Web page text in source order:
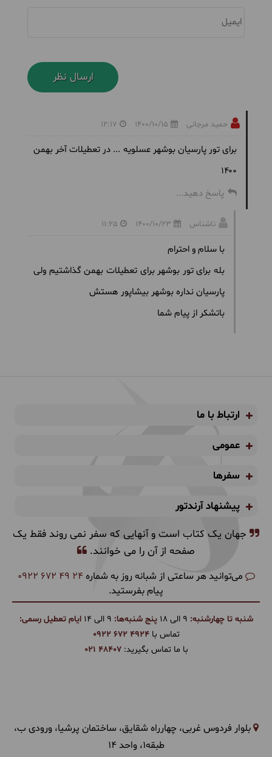
ایمیل
حمید مرجانی 1400/10/15
12:17
برای تور پارسیان بوشهر عسلویه ... در تعطیلات آخر بهمن
۱۴۰۰
پاسخ دهید...
ناشناس 1400/10/23
11:25
با سلام و احترام
بله برای تور بوشهر برای تعطیلات بهمن گذاشتیم ولی
پارسیان نداره بوشهر بیشاپور هستش
باتشکر از پیام شما
ارتباط با ما
عمومی
سفرها
پیشنهاد آرندتور
جهان یک کتاب است و آنهایی که سفر نمی روند فقط یک
صفحه از آن را می خوانند.
می‌توانید هر ساعتی از شبانه روز به شماره 0922 672 49 24
پیام بفرستید.
شنبه تا چهارشنبه: پنج شنبه‌ها:
ایام تعطیل رسمی:
تماس با0922 672 4924
با ما تماس بگیرید:021 48407
بلوار فردوس غربی، چهارراه شقایق، ساختمان پرشیا، ورودی ب،
طبقه1، واحد 14